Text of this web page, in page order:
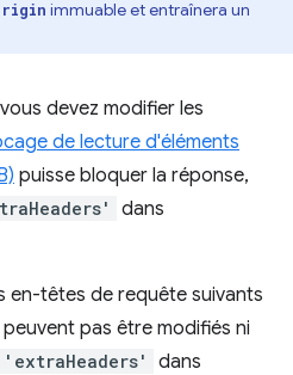
immuable et entraînera un
devez modifier les
de lecture d'éléments
puisse bloquer la réponse,
dans
en-têtes de requête suivants
pas être modifiés ni
'extraHeaders' dans